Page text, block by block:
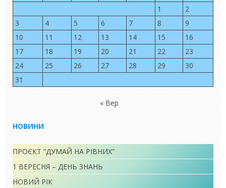
1
2
3
4 5 6 7 8
9
10
11 12 13 14 15
16
17
18 19 20 21 22
23
24
25 26 27 28 29
30
31
« Вер
НОВИНИ
ПРОЄКТ “ДУМАЙ НА РІВНИХ”
1 ВЕРЕСНЯ – ДЕНЬ ЗНАНЬ
НОВИЙ РІК